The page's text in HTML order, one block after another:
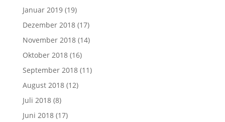
Januar 2019(19)
Dezember 2018(17)
November 2018(14)
Oktober 2018(16)
September 2018(11)
August 2018(12)
Juli 2018(8)
Juni 2018(17)